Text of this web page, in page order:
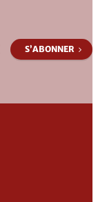
S’ABONNER